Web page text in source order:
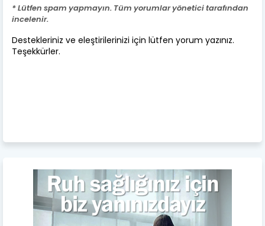
* Lütfen spam yapmayın. Tüm yorumlar yönetici tarafından
incelenir.
Destekleriniz ve eleştirilerinizi için lütfen yorum yazınız.
Teşekkürler.